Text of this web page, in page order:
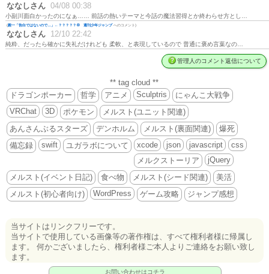
ななしさん 04/08 00:38
小副川面白かったのになぁ…… 前話の熱いテーマと今話の魔法習得とか終わらせ方とし…
(殿一「告白ではないので…」←？？？？？💢 週刊少年ジャンプへのコメント)
ななしさん 12/10 22:42
純粋、だったら確かに失礼だけれども 柔軟、と表現しているので 普通に褒め言葉なの…
管理人のコメント返信について
** tag cloud **
ドラゴンポーカー
哲学 アニメ Sculptris
にゃんこ大戦争
VRChat
3D ポケモン
メルスト(ユニット関連)
あんさんぶるスターズ
デンホルム メルスト(裏面関連)
爆死
備忘録
swift ユガラボについて xcode json javascript
css
メルクストーリア
jQuery
メルスト(イベント日記)
食べ物 メルスト(シード関連)
美活
メルスト(初心者向け)
WordPress ゲーム攻略 ジャンプ感想
当サイトはリンクフリーです。
当サイトで使用している画像等の著作権は、すべて権利者様に帰属し
ます。 何かございましたら、権利者様ご本人よりご連絡をお願い致し
ます。
お問い合わせはコチラ